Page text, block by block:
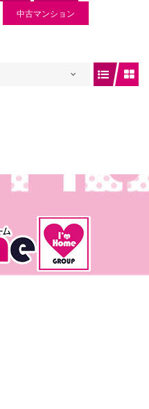
中古マンション